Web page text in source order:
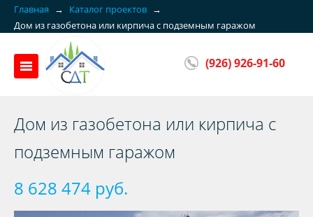
Главная → Каталог проектов →
Дом из газобетона или кирпича с подземным гаражом
(926) 926-91-60
Дом из газобетона или кирпича с
подземным гаражом
8 628 474 руб.